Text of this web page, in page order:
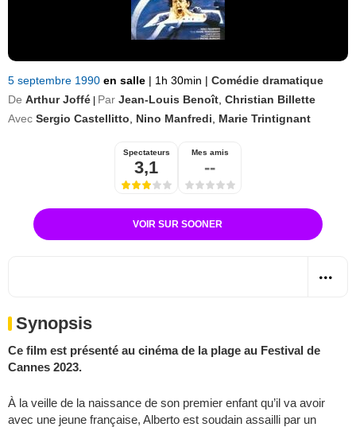
5 septembre 1990 en salle | 1h 30min | Comédie dramatique
De Arthur Joffé Par Jean-Louis Benoît Christian Billette
Avec Sergio Castellitto Nino Manfredi Marie Trintignant
Spectateurs
3,1
Mes amis
--
VOIR SUR SOONER
Synopsis
Ce film est présenté au cinéma de la plage au Festival de
Cannes 2023.
À la veille de la naissance de son premier enfant qu’il va avoir
avec une jeune française, Alberto est soudain assailli par un